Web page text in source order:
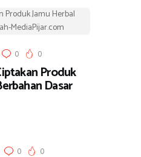
0 0
Produk
Dasar
0 0